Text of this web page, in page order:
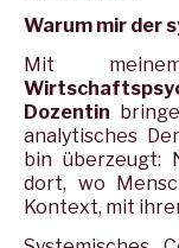
Warum mir der
Mit
Dozentin
analytisches
bin überzeugt:
dort, wo
Kontext, mit